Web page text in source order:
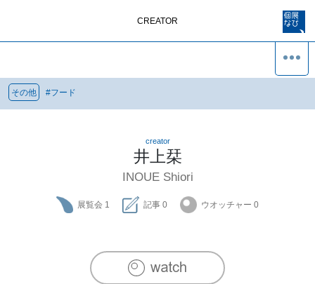
CREATOR
その他 #フード
creator
井上栞
INOUE Shiori
展覧会 1 記事 0 ウオッチャー 0